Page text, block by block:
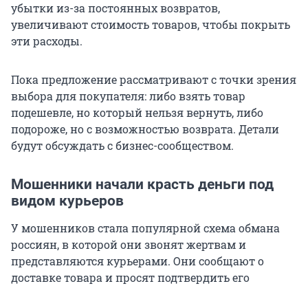
убытки из-за постоянных возвратов,
увеличивают стоимость товаров, чтобы покрыть
эти расходы.
Пока предложение рассматривают с точки зрения
выбора для покупателя: либо взять товар
подешевле, но который нельзя вернуть, либо
подороже, но с возможностью возврата. Детали
будут обсуждать с бизнес-сообществом.
Мошенники начали красть деньги под
видом курьеров
У мошенников стала популярной схема обмана
россиян, в которой они звонят жертвам и
представляются курьерами. Они сообщают о
доставке товара и просят подтвердить его